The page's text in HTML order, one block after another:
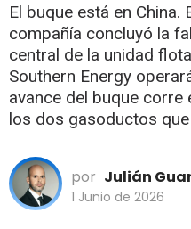
El buque está en China.
compañía concluyó la
central de la unidad
Southern Energy
avance del buque
los dos gasoductos
por Julián
1 Junio de 2026